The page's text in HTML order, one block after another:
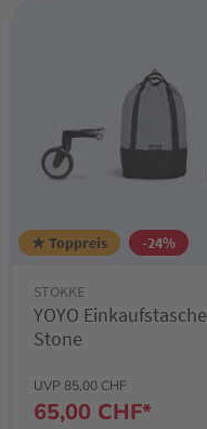
★ Toppreis -24%
STOKKE
YOYO Einkaufstasche
Stone
UVP 85,00 CHF
65,00 CHF*